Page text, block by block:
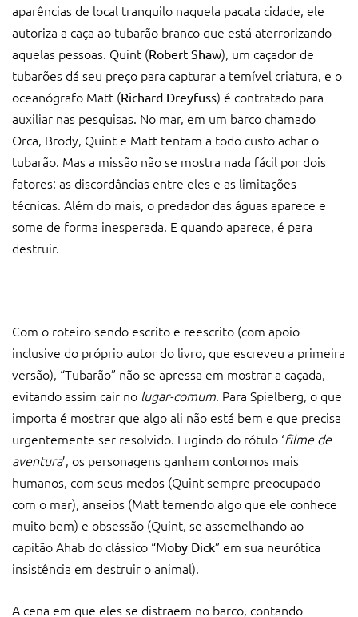
aparências de local tranquilo naquela pacata cidade, ele
autoriza a caça ao tubarão branco que está aterrorizando
aquelas pessoas. Quint (Robert Shaw), um caçador de
tubarões dá seu preço para capturar a temível criatura, e o
oceanógrafo Matt (Richard Dreyfuss) é contratado para
auxiliar nas pesquisas. No mar, em um barco chamado
Orca, Brody, Quint e Matt tentam a todo custo achar o
tubarão. Mas a missão não se mostra nada fácil por dois
fatores: as discordâncias entre eles e as limitações
técnicas. Além do mais, o predador das águas aparece e
some de forma inesperada. E quando aparece, é para
destruir.
Com o roteiro sendo escrito e reescrito (com apoio
inclusive do próprio autor do livro, que escreveu a primeira
versão), “Tubarão” não se apressa em mostrar a caçada,
evitando assim cair no lugar-comum. Para Spielberg, o que
importa é mostrar que algo ali não está bem e que precisa
urgentemente ser resolvido. Fugindo do rótulo ‘filme de
aventura’, os personagens ganham contornos mais
humanos, com seus medos (Quint sempre preocupado
com o mar), anseios (Matt temendo algo que ele conhece
muito bem) e obsessão (Quint, se assemelhando ao
capitão Ahab do clássico “Moby Dick” em sua neurótica
insistência em destruir o animal).
A cena em que eles se distraem no barco, contando